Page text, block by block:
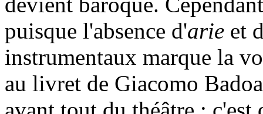
puisque l'absence d'arie et
instrumentaux marque la
au livret de Giacomo